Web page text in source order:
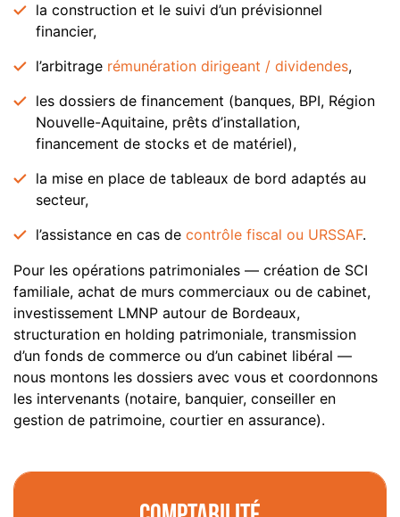
la construction et le suivi d’un prévisionnel
financier,
l’arbitrage rémunération dirigeant / dividendes,
les dossiers de financement (banques, BPI, Région
Nouvelle-Aquitaine, prêts d’installation,
financement de stocks et de matériel),
la mise en place de tableaux de bord adaptés au
secteur,
l’assistance en cas de contrôle fiscal ou URSSAF.
Pour les opérations patrimoniales — création de SCI
familiale, achat de murs commerciaux ou de cabinet,
investissement LMNP autour de Bordeaux,
structuration en holding patrimoniale, transmission
d’un fonds de commerce ou d’un cabinet libéral —
nous montons les dossiers avec vous et coordonnons
les intervenants (notaire, banquier, conseiller en
gestion de patrimoine, courtier en assurance).